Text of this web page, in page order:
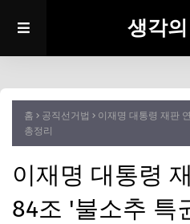
생각
홈 공직선거법
이재명 대통령 재판
총정리
이재명 대통령
84조 '불소추 특